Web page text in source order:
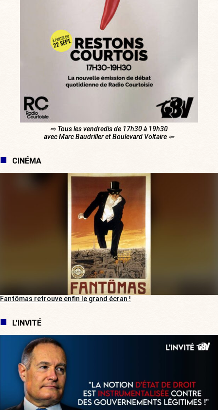
⇨ Tous les vendredis de 17h30 à 19h30
avec Marc Baudriller et Boulevard Voltaire ⇦
CINÉMA
Fantômas retrouve enfin le grand écran !
L'INVITÉ